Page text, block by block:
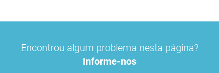
Encontrou algum problema nesta página?
Informe-nos